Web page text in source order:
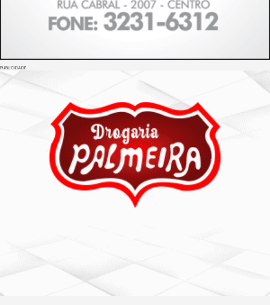
PUBLICIDADE